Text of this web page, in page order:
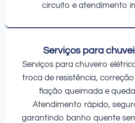
circuito e atendimento
Serviços para
Serviços para chuveiro
troca de resistência,
fiação queimada e
Atendimento rápido,
garantindo banho quente